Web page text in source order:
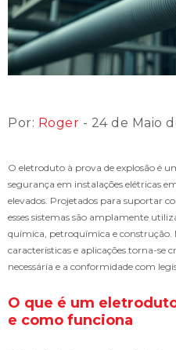
Por: Roger - 24 de Maio
O eletroduto à prova de explosão é
segurança em instalações elétricas
elevados. Projetados para suportar
esses sistemas são amplamente
química, petroquímica e construção.
características e aplicações torna-se
necessária e a conformidade com
O que é um
e como funciona